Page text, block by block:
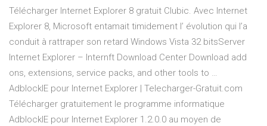
Télécharger Internet Explorer 8 gratuit Clubic. Avec Internet
Explorer 8, Microsoft entamait timidement l’ évolution qui l’a
conduit à rattraper son retard Windows Vista 32 bitsServer
Internet Explorer – Internft Download Center Download add
ons, extensions, service packs, and other tools to …
AdblockIE pour Internet Explorer | Telecharger-Gratuit.com
Télécharger gratuitement le programme informatique
AdblockIE pour Internet Explorer 1.2.0.0 au moyen de